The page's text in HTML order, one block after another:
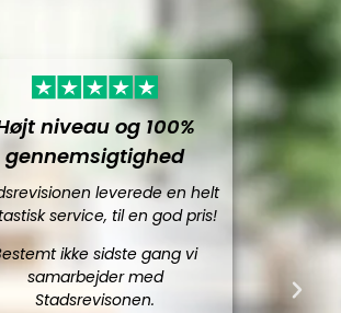
niveau og 100%
gennemsigtighed
leverede en helt
service, til en god pris!
ikke sidste gang vi
samarbejder med
Stadsrevisonen.